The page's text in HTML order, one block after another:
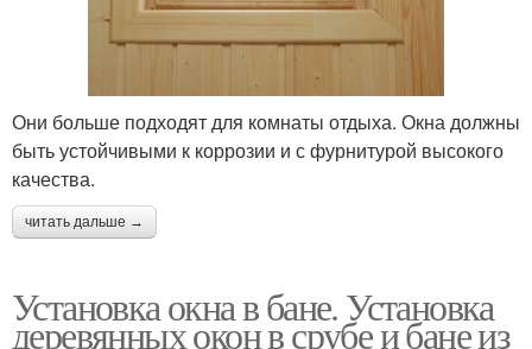
Они больше подходят для комнаты отдыха. Окна должны
быть устойчивыми к коррозии и с фурнитурой высокого
качества.
читать дальше →
Установка окна в бане. Установка
деревянных окон в срубе и бане из